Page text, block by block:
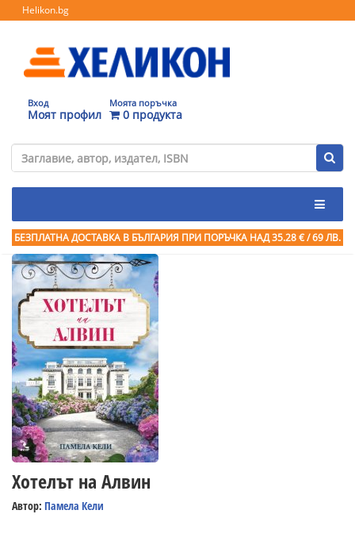
Helikon.bg
Вход
Моят профил
Моята поръчка
0 продукта
БЕЗПЛАТНА ДОСТАВКА В БЪЛГАРИЯ ПРИ ПОРЪЧКА НАД 35.28 € / 69 ЛВ.
Хотелът на Алвин
Автор: Памела Кели